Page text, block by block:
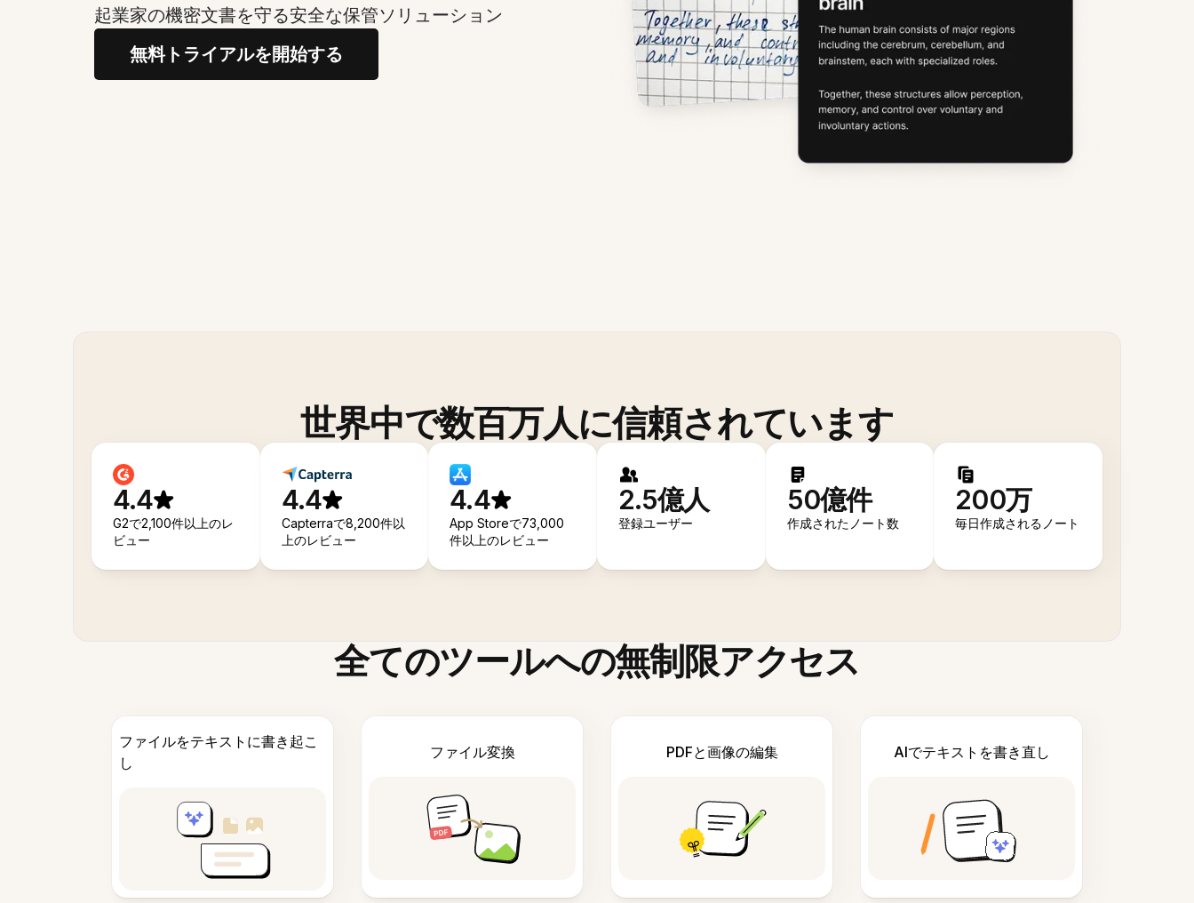
起業家の機密文書を守る安全な保管ソリューション
無料トライアルを開始する
世界中で数百万人に信頼されています
4.4
G2で2,100件以上のレ
ビュー
4.4
Capterraで8,200件以
上のレビュー
4.4
App Storeで73,000
件以上のレビュー
2.5億人
登録ユーザー
50億件
作成されたノート数
200万
毎日作成されるノート
全てのツールへの無制限アクセス
ファイルをテキストに書き起こ
し
ファイル変換 PDFと画像の編集 AIでテキストを書き直し